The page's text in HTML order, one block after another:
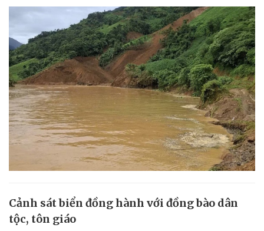
Cảnh sát biển đồng hành với đồng bào dân
tộc, tôn giáo